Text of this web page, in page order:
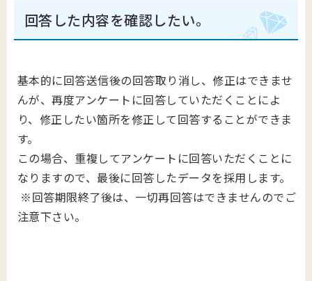
回答した内容を確認したい。
基本的に回答送信後の回答取り消し、修正はできませ
んが、再度アンケートに回答していただくことによ
り、修正したい箇所を修正して回答することができま
す。
この場合、重複してアンケートに回答いただくことに
なりますので、最後に回答したデータを採用します。
※回答期限終了後は、一切再回答はできませんのでご
注意下さい。